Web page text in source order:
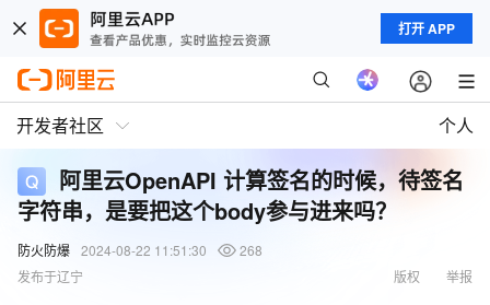
打开 APP
开发者社区 个人
阿里云OpenAPI 计算签名的时候，待签名
字符串，是要把这个body参与进来吗？
防火防爆 2024-08-22 11:51:30
268
发布于辽宁
举报
版权